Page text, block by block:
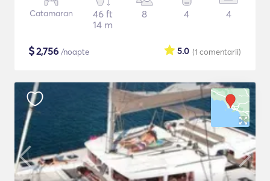
Catamaran
46 ft
14 m
8 4 4
$2,756 /noapte (1 comentarii)
5.0